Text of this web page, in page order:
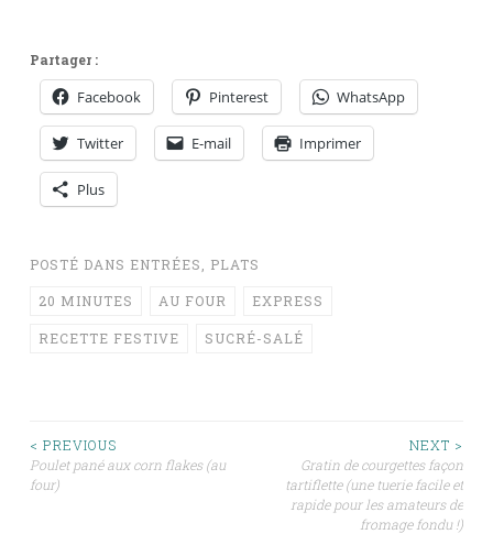
Partager :
Facebook Pinterest WhatsApp
Twitter E-mail Imprimer
Plus
POSTÉ DANS ENTRÉES PLATS
20 MINUTES AU FOUR EXPRESS
RECETTE FESTIVE SUCRÉ-SALÉ
Navigation
des
< PREVIOUS
Poulet pané aux corn flakes (au
four)
NEXT >
Gratin de courgettes façon
tartiflette (une tuerie facile et
rapide pour les amateurs de
fromage fondu !)